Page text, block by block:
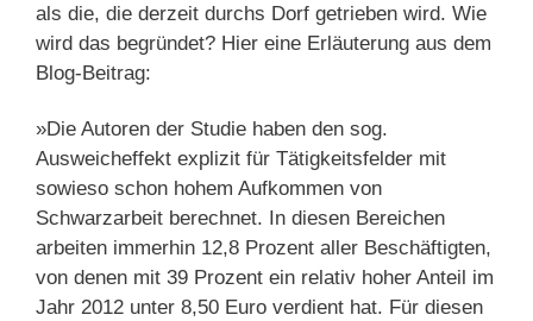
als die, die derzeit durchs Dorf getrieben wird. Wie
wird das begründet? Hier eine Erläuterung aus dem
Blog-Beitrag:
»Die Autoren der Studie haben den sog.
Ausweicheffekt explizit für Tätigkeitsfelder mit
sowieso schon hohem Aufkommen von
Schwarzarbeit berechnet. In diesen Bereichen
arbeiten immerhin 12,8 Prozent aller Beschäftigten,
von denen mit 39 Prozent ein relativ hoher Anteil im
Jahr 2012 unter 8,50 Euro verdient hat. Für diesen